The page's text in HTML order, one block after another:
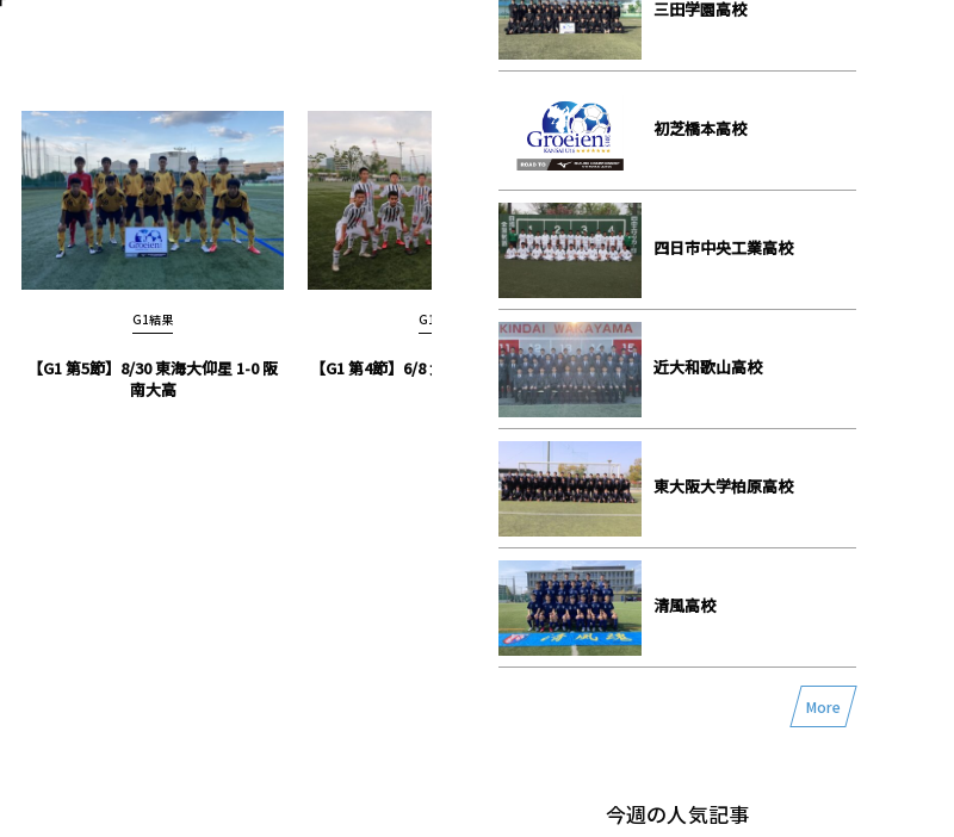
G1結果
【G1 第5節】8/30 東海大仰星 1-0 阪
南大高
G1結果
【G1 第4節】6/8 大産大附属 1-3 興国
【G1 第9節】8/23 履正社 2-1 大産大
三田学園高校
初芝橋本高校
四日市中央工業高校
近大和歌山高校
東大阪大学柏原高校
清風高校
More
今週の人気記事